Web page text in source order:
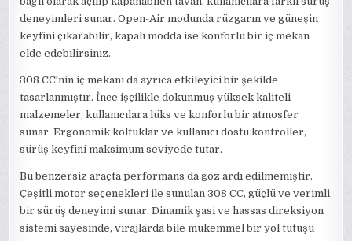
deneyimleri sunar. Open-Air modunda rüzgarın ve güneşin
keyfini çıkarabilir, kapalı modda ise konforlu bir iç mekan
elde edebilirsiniz.
308 CC'nin iç mekanı da ayrıca etkileyici bir şekilde
tasarlanmıştır. İnce işçilikle dokunmuş yüksek kaliteli
malzemeler, kullanıcılara lüks ve konforlu bir atmosfer
sunar. Ergonomik koltuklar ve kullanıcı dostu kontroller,
sürüş keyfini maksimum seviyede tutar.
Bu benzersiz araçta performans da göz ardı edilmemiştir.
Çeşitli motor seçenekleri ile sunulan 308 CC, güçlü ve verimli
bir sürüş deneyimi sunar. Dinamik şasi ve hassas direksiyon
sistemi sayesinde, virajlarda bile mükemmel bir yol tutuşu